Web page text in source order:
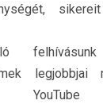
felhívásunk
legjobbjai
YouTube